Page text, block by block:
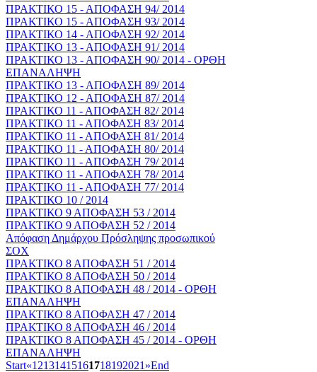
ΠΡΑΚΤΙΚΟ 15 - ΑΠΟΦΑΣΗ 94/ 2014
ΠΡΑΚΤΙΚΟ 15 - ΑΠΟΦΑΣΗ 93/ 2014
ΠΡΑΚΤΙΚΟ 14 - ΑΠΟΦΑΣΗ 92/ 2014
ΠΡΑΚΤΙΚΟ 13 - ΑΠΟΦΑΣΗ 91/ 2014
ΠΡΑΚΤΙΚΟ 13 - ΑΠΟΦΑΣΗ 90/ 2014 - ΟΡΘΗ
ΕΠΑΝΑΛΗΨΗ
ΠΡΑΚΤΙΚΟ 13 - ΑΠΟΦΑΣΗ 89/ 2014
ΠΡΑΚΤΙΚΟ 12 - ΑΠΟΦΑΣΗ 87/ 2014
ΠΡΑΚΤΙΚΟ 11 - ΑΠΟΦΑΣΗ 82/ 2014
ΠΡΑΚΤΙΚΟ 11 - ΑΠΟΦΑΣΗ 83/ 2014
ΠΡΑΚΤΙΚΟ 11 - ΑΠΟΦΑΣΗ 81/ 2014
ΠΡΑΚΤΙΚΟ 11 - ΑΠΟΦΑΣΗ 80/ 2014
ΠΡΑΚΤΙΚΟ 11 - ΑΠΟΦΑΣΗ 79/ 2014
ΠΡΑΚΤΙΚΟ 11 - ΑΠΟΦΑΣΗ 78/ 2014
ΠΡΑΚΤΙΚΟ 11 - ΑΠΟΦΑΣΗ 77/ 2014
ΠΡΑΚΤΙΚΟ 10 / 2014
ΠΡΑΚΤΙΚΟ 9 ΑΠΟΦΑΣΗ 53 / 2014
ΠΡΑΚΤΙΚΟ 9 ΑΠΟΦΑΣΗ 52 / 2014
Απόφαση Δημάρχου Πρόσληψης προσωπικού
ΣΟΧ
ΠΡΑΚΤΙΚΟ 8 ΑΠΟΦΑΣΗ 51 / 2014
ΠΡΑΚΤΙΚΟ 8 ΑΠΟΦΑΣΗ 50 / 2014
ΠΡΑΚΤΙΚΟ 8 ΑΠΟΦΑΣΗ 48 / 2014 - ΟΡΘΗ
ΕΠΑΝΑΛΗΨΗ
ΠΡΑΚΤΙΚΟ 8 ΑΠΟΦΑΣΗ 47 / 2014
ΠΡΑΚΤΙΚΟ 8 ΑΠΟΦΑΣΗ 46 / 2014
ΠΡΑΚΤΙΚΟ 8 ΑΠΟΦΑΣΗ 45 / 2014 - ΟΡΘΗ
ΕΠΑΝΑΛΗΨΗ
Start«12131415161718192021 »End